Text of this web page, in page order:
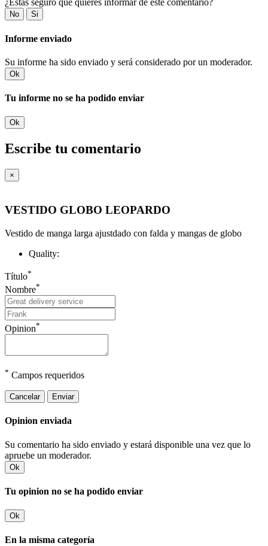
¿Estás seguro que quieres informar de este comentario?
No Si
Informe enviado
Su informe ha sido enviado y será considerado por un moderador.
Ok
Tu informe no se ha podido enviar
Ok
Escribe tu comentario
×
VESTIDO GLOBO LEOPARDO
Vestido de manga larga ajustdado con falda y mangas de globo
Quality:
Título*
Nombre*
Opinion*
* Campos requeridos
Cancelar Enviar
Opinion enviada
Su comentario ha sido enviado y estará disponible una vez que lo
apruebe un moderador.
Ok
Tu opinion no se ha podido enviar
Ok
En la misma categoría